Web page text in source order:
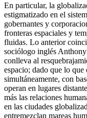
En particular, la
estigmatizado en el
gobernantes y
fronteras espaciales y
fluidas. Lo anterior
sociólogo inglés
conlleva al
espacio; dado que lo
simultáneamente, con
operan en lugares
más las relaciones
en las ciudades
entremezclan mareas